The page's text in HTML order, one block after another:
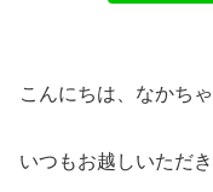
こんにちは、なかちゃ
いつもお越しいただ